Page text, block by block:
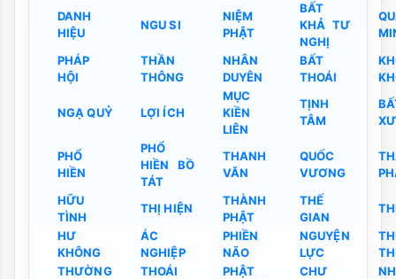
DANH
HIỆU
NGU SI
NIỆM
PHẬT
BẤT
KHẢ TƯ
NGHỊ
PHÁP
HỘI
THẦN
THÔNG
NHÂN
DUYÊN
BẤT
THOÁI
NGẠ QUỶ LỢI ÍCH
MỤC
KIỀN
LIÊN
TỊNH
TÂM
PHỔ
HIỀN
PHỔ
HIỀN BỒ
TÁT
THANH
VĂN
QUỐC
VƯƠNG
HỮU
TÌNH
THỊ HIỆN
THÀNH
PHẬT
THẾ
GIAN
HƯ
KHÔNG
ÁC
NGHIỆP
PHIỀN
NÃO
NGUYỆN
LỰC
THƯỜNG
THOÁI
PHẬT
CHƯ